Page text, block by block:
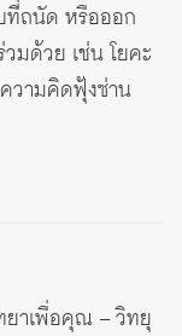
ที่ถนัด หรือออก
มด้วย เช่น โยคะ
วามคิดฟุ้งซ่าน
ยาเพื่อคุณ – วิทยุ